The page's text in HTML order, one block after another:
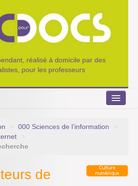
réalisé à domicile par des
pour les professeurs
> 000 Sciences de l’information
>
>
de